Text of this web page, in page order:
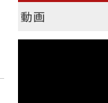
動画